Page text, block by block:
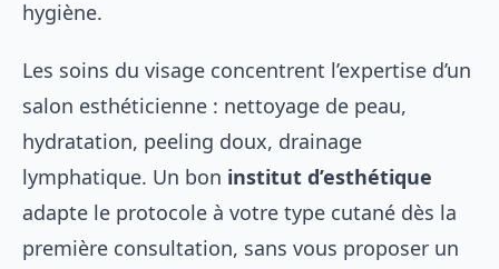
hygiène.
Les soins du visage concentrent l’expertise d’un
salon esthéticienne : nettoyage de peau,
hydratation, peeling doux, drainage
lymphatique. Un bon institut d’esthétique
adapte le protocole à votre type cutané dès la
première consultation, sans vous proposer un